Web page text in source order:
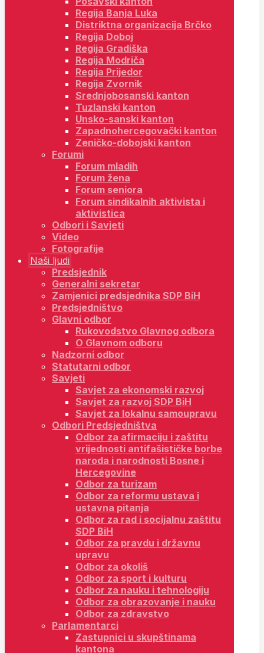
Regija Banja Luka
Distriktna organizacija Brčko
Regija Doboj
Regija Gradiška
Regija Modriča
Regija Prijedor
Regija Zvornik
Srednjobosanski kanton
Tuzlanski kanton
Unsko-sanski kanton
Zapadnohercegovački kanton
Zeničko-dobojski kanton
Forumi
Forum mladih
Forum žena
Forum seniora
Forum sindikalnih aktivista i
aktivistica
Odbori i Savjeti
Video
Fotografije
Naši ljudi
Predsjednik
Generalni sekretar
Zamjenici predsjednika SDP BiH
Predsjedništvo
Glavni odbor
Rukovodstvo Glavnog odbora
O Glavnom odboru
Nadzorni odbor
Statutarni odbor
Savjeti
Savjet za ekonomski razvoj
Savjet za razvoj SDP BiH
Savjet za lokalnu samoupravu
Odbori Predsjedništva
Odbor za afirmaciju i zaštitu
vrijednosti antifašističke borbe
naroda i narodnosti Bosne i
Hercegovine
Odbor za turizam
Odbor za reformu ustava i
ustavna pitanja
Odbor za rad i socijalnu zaštitu
SDP BiH
Odbor za pravdu i državnu
upravu
Odbor za okoliš
Odbor za sport i kulturu
Odbor za nauku i tehnologiju
Odbor za obrazovanje i nauku
Odbor za zdravstvo
Parlamentarci
Zastupnici u skupštinama
kantona